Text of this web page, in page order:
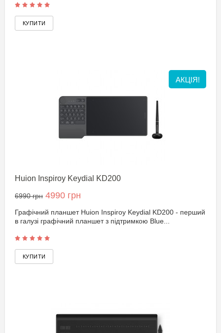
АКЦІЯ!
Huion Inspiroy Keydial KD200
6990 грн 4990 грн
Графічний планшет Huion Inspiroy Keydial KD200 - перший
в галузі графічний планшет з підтримкою Blue...